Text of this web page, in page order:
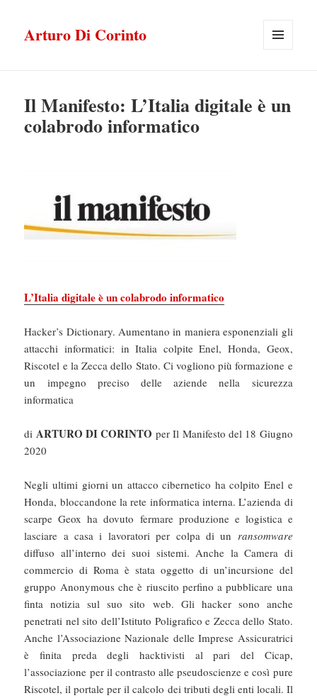
Arturo Di Corinto
Il Manifesto: L’Italia digitale è un
colabrodo informatico
L’Italia digitale è un colabrodo informatico
Hacker’s Dictionary. Aumentano in maniera esponenziali gli
attacchi informatici: in Italia colpite Enel, Honda, Geox,
Riscotel e la Zecca dello Stato. Ci vogliono più formazione e
un impegno preciso delle aziende nella sicurezza
informatica
di ARTURO DI CORINTO per Il Manifesto del 18 Giugno
2020
Negli ultimi giorni un attacco cibernetico ha colpito Enel e
Honda, bloccandone la rete informatica interna. L’azienda di
scarpe Geox ha dovuto fermare produzione e logistica e
lasciare a casa i lavoratori per colpa di un ransomware
diffuso all’interno dei suoi sistemi. Anche la Camera di
commercio di Roma è stata oggetto di un’incursione del
gruppo Anonymous che è riuscito perfino a pubblicare una
finta notizia sul suo sito web. Gli hacker sono anche
penetrati nel sito dell’Istituto Poligrafico e Zecca dello Stato.
Anche l’Associazione Nazionale delle Imprese Assicuratrici
è finita preda degli hacktivisti al pari del Cicap,
l’associazione per il contrasto alle pseudoscienze e così pure
Riscotel, il portale per il calcolo dei tributi degli enti locali. Il